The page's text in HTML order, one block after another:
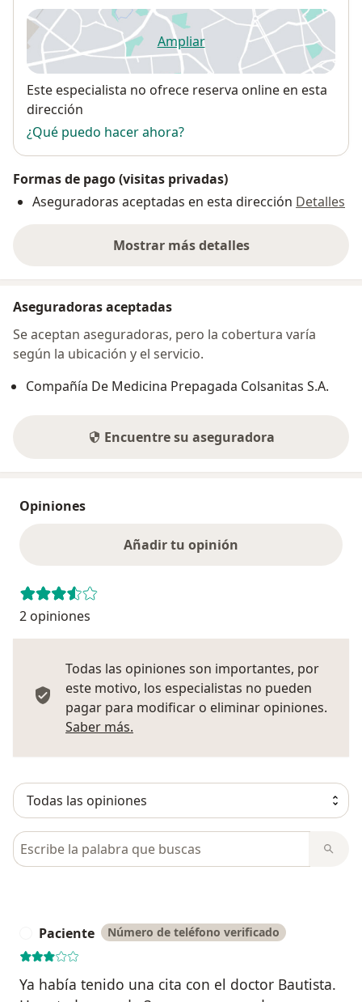
Ampliarse abre en una nueva
Disponibilidad
Este especialista no ofrece reserva online en esta
dirección
¿Qué puedo hacer ahora?
Formas de pago (visitas privadas)
Aseguradoras aceptadas en esta dirección Detalles
Mostrar más detalles
sobre la dirección
Aseguradoras aceptadas
Se aceptan aseguradoras, pero la cobertura varía
según la ubicación y el servicio.
Compañía De Medicina Prepagada Colsanitas S.A.
Encuentre su aseguradora
Opiniones
Añadir tu opinión
2 opiniones
Todas las opiniones son importantes, por
este motivo, los especialistas no pueden
pagar para modificar o eliminar opiniones.
Saber más.
Busca en opiniones
Paciente Número de teléfono verificado
Ya había tenido una cita con el doctor Bautista.